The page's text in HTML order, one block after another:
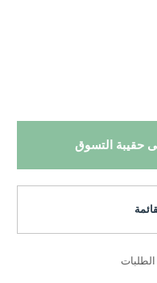
حقيبة التسوق